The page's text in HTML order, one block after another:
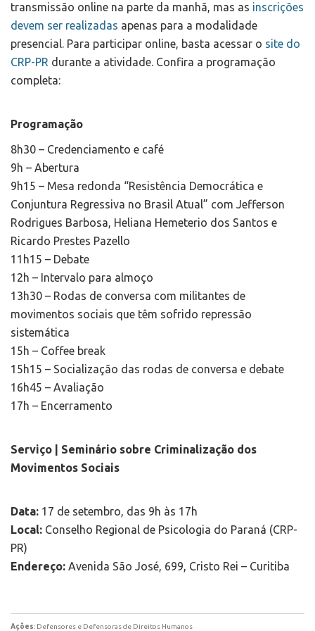
transmissão online na parte da manhã, mas as inscrições
devem ser realizadas apenas para a modalidade
presencial. Para participar online, basta acessar o site do
CRP-PR durante a atividade. Confira a programação
completa:
Programação
8h30 – Credenciamento e café
9h – Abertura
9h15 – Mesa redonda “Resistência Democrática e
Conjuntura Regressiva no Brasil Atual” com Jefferson
Rodrigues Barbosa, Heliana Hemeterio dos Santos e
Ricardo Prestes Pazello
11h15 – Debate
12h – Intervalo para almoço
13h30 – Rodas de conversa com militantes de
movimentos sociais que têm sofrido repressão
sistemática
15h – Coffee break
15h15 – Socialização das rodas de conversa e debate
16h45 – Avaliação
17h – Encerramento
Serviço | Seminário sobre Criminalização dos
Movimentos Sociais
Data: 17 de setembro, das 9h às 17h
Local: Conselho Regional de Psicologia do Paraná (CRP-
PR)
Endereço: Avenida São José, 699, Cristo Rei – Curitiba
Ações: Defensores e Defensoras de Direitos Humanos